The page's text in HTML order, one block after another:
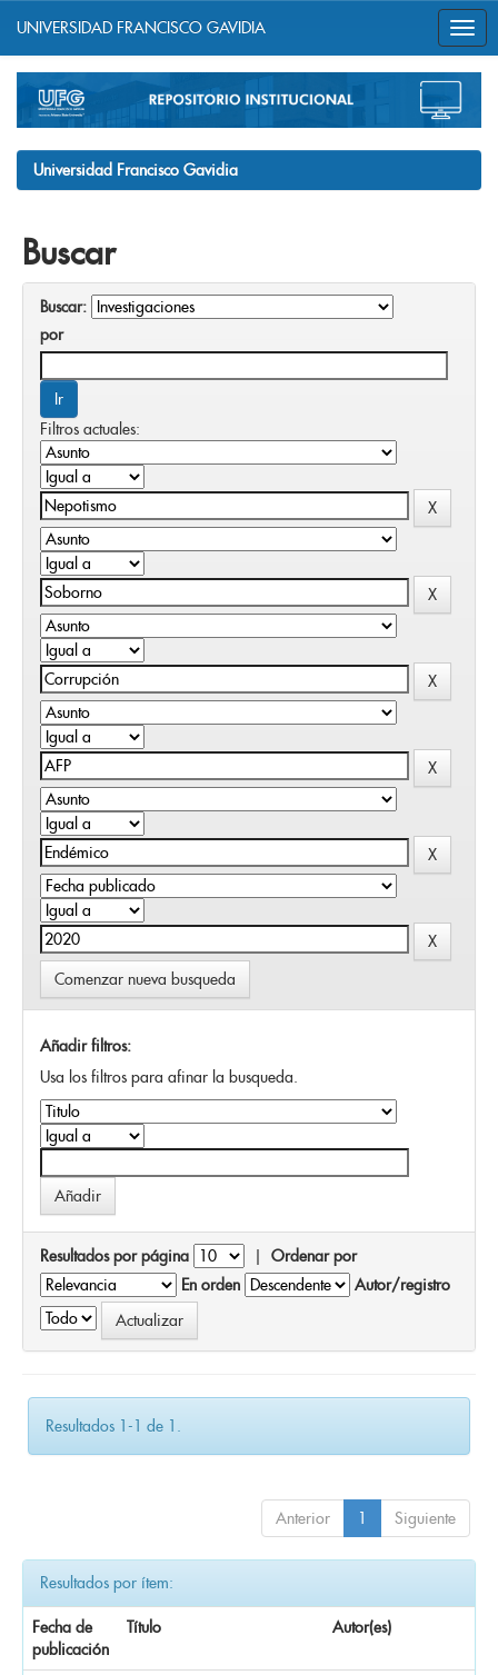
navigation
UNIVERSIDAD FRANCISCO GAVIDIA
Universidad Francisco Gavidia
Buscar
Buscar:
por
Filtros actuales:
Comenzar nueva busqueda
Añadir filtros:
Usa los filtros para afinar la busqueda.
Resultados por página | Ordenar por
En orden
Autor/registro
Resultados 1-1 de 1.
Anterior 1 Siguiente
Resultados por ítem:
Fecha de
publicación
Título Autor(es)